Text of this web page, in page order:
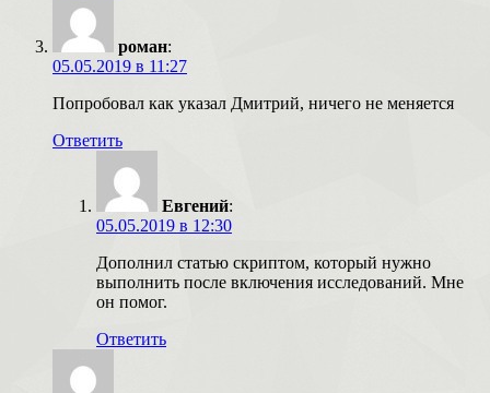
роман:
05.05.2019 в 11:27
Попробовал как указал Дмитрий, ничего не меняется
Ответить
Евгений:
05.05.2019 в 12:30
Дополнил статью скриптом, который нужно
выполнить после включения исследований. Мне
он помог.
Ответить